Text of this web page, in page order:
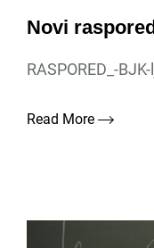
Novi
RASPORED_-
Read More